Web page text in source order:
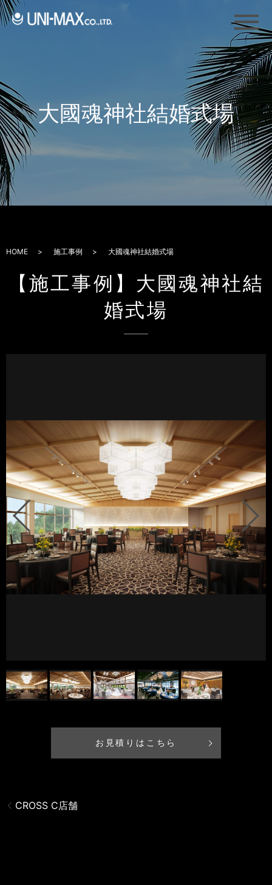
メ
大國魂神社結婚式場
HOME 施工事例 大國魂神社結婚式場
【施工事例】大國魂神社結
婚式場
お見積りはこちら
CROSS C店舗